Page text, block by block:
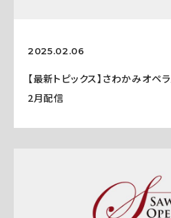
2025.02.06
【最新トピックス】さわかみオ
2月配信